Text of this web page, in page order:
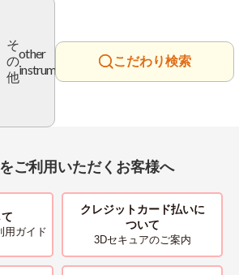
そ
の
他
other
instrument
こだわり検索
ご利用いただくお客様へ
用ガイド
クレジットカード払いに
ついて
3Dセキュアのご案内